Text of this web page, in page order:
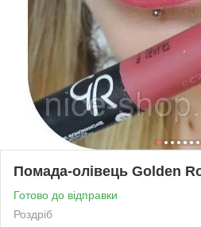
Помада-олівець Golden
Готово до відправки
Роздріб